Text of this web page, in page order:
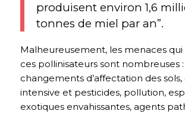
produisent environ 1,6
tonnes de miel par an”.
Malheureusement, les menaces
ces pollinisateurs sont nombreuses :
changements d’affectation des
intensive et pesticides, pollution,
exotiques envahissantes, agents